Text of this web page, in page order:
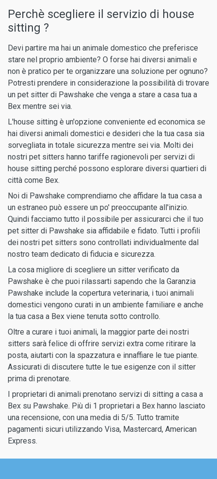
Perchè scegliere il servizio di house
sitting ?
Devi partire ma hai un animale domestico che preferisce
stare nel proprio ambiente? O forse hai diversi animali e
non è pratico per te organizzare una soluzione per ognuno?
Potresti prendere in considerazione la possibilità di trovare
un pet sitter di Pawshake che venga a stare a casa tua a
Bex mentre sei via.
L'house sitting è un'opzione conveniente ed economica se
hai diversi animali domestici e desideri che la tua casa sia
sorvegliata in totale sicurezza mentre sei via. Molti dei
nostri pet sitters hanno tariffe ragionevoli per servizi di
house sitting perché possono esplorare diversi quartieri di
città come Bex.
Noi di Pawshake comprendiamo che affidare la tua casa a
un estraneo può essere un po' preoccupante all'inizio.
Quindi facciamo tutto il possibile per assicurarci che il tuo
pet sitter di Pawshake sia affidabile e fidato. Tutti i profili
dei nostri pet sitters sono controllati individualmente dal
nostro team dedicato di fiducia e sicurezza.
La cosa migliore di scegliere un sitter verificato da
Pawshake è che puoi rilassarti sapendo che la Garanzia
Pawshake include la copertura veterinaria, i tuoi animali
domestici vengono curati in un ambiente familiare e anche
la tua casa a Bex viene tenuta sotto controllo.
Oltre a curare i tuoi animali, la maggior parte dei nostri
sitters sarà felice di offrire servizi extra come ritirare la
posta, aiutarti con la spazzatura e innaffiare le tue piante.
Assicurati di discutere tutte le tue esigenze con il sitter
prima di prenotare.
I proprietari di animali prenotano servizi di sitting a casa a
Bex su Pawshake. Più di 1 proprietari a Bex hanno lasciato
una recensione, con una media di 5/5. Tutto tramite
pagamenti sicuri utilizzando Visa, Mastercard, American
Express.